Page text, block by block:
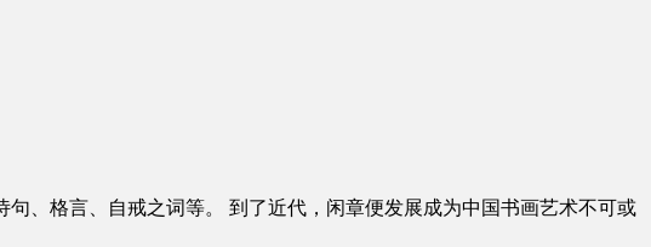
、格言、自戒之词等。 到了近代，闲章便发展成为中国书画艺术不可或